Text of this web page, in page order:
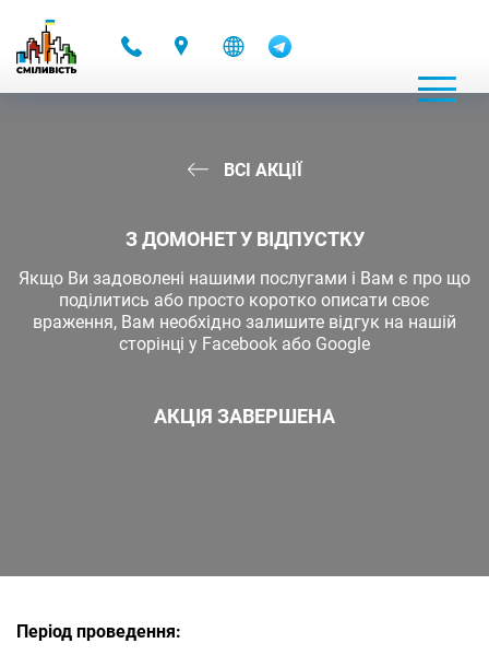
ВСІ АКЦІЇ
З ДОМОНЕТ У ВІДПУСТКУ
Якщо Ви задоволені нашими послугами і Вам є про що
поділитись або просто коротко описати своє
враження, Вам необхідно залишите відгук на нашій
сторінці у Facebook або Google
АКЦІЯ ЗАВЕРШЕНА
Період проведення: